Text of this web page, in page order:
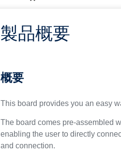
製品概要
概要
This board provides you an easy
The board comes pre-assembled
enabling the user to directly
and connection.